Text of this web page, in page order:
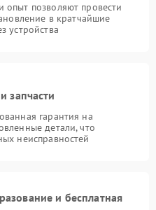
позволяют провести
в кратчайшие
устройства
запчасти
гарантия на
детали, что
неисправностей
и бесплатная